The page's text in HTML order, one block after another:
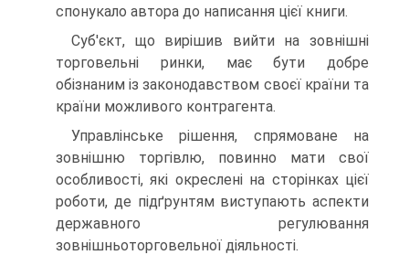
спонукало автора до написання цієї книги.
Суб'єкт, що вирішив вийти на зовнішні
торговельні ринки, має бути добре
обізнаним із законодавством своєї країни та
країни можливого контрагента.
Управлінське рішення, спрямоване на
зовнішню торгівлю, повинно мати свої
особливості, які окреслені на сторінках цієї
роботи, де підґрунтям виступають аспекти
державного регулювання
зовнішньоторговельної діяльності.